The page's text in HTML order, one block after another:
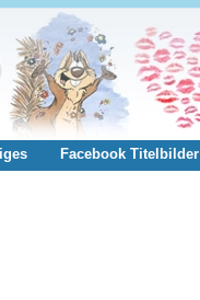
Facebook Titelbilder